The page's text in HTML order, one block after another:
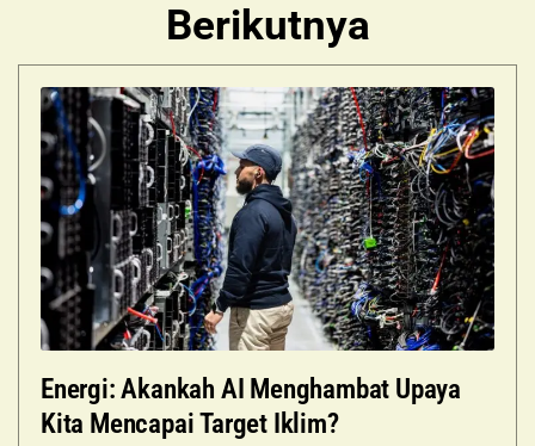
Berikutnya
Energi: Akankah AI Menghambat Upaya
Kita Mencapai Target Iklim?